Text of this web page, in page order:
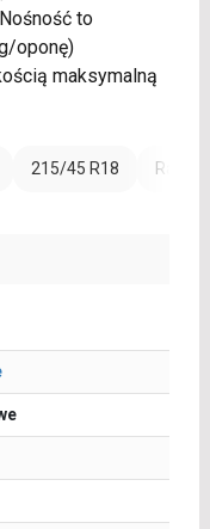
to
oponę)
maksymalną
215/45 R18 Rant